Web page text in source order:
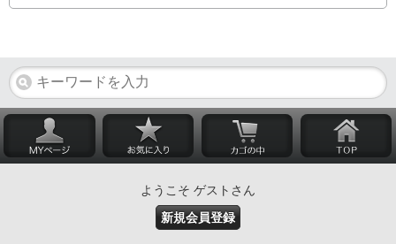
ようこそ ゲストさん
新規会員登録